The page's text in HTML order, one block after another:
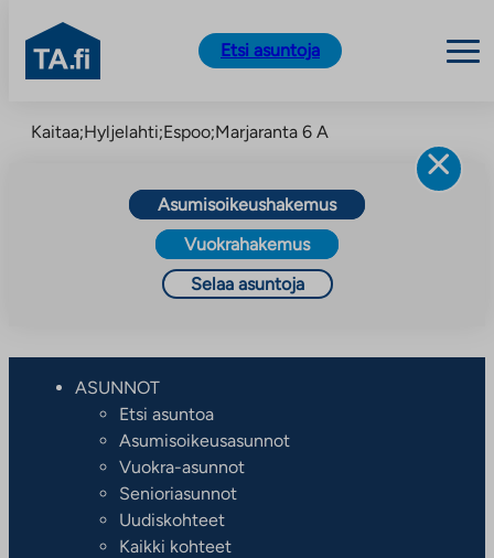
sisältöön
TA.fi
Etsi asuntoja
Kaitaa;Hyljelahti;Espoo;Marjaranta 6 A
Asumisoikeushakemus
Vuokrahakemus
Selaa asuntoja
ASUNNOT
Etsi asuntoa
Asumisoikeusasunnot
Vuokra-asunnot
Senioriasunnot
Uudiskohteet
Kaikki kohteet